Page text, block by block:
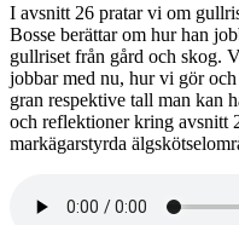
I avsnitt 26 pratar vi om
Bosse berättar om hur han
gullriset från gård och skog.
jobbar med nu, hur vi gör
gran respektive tall man kan
och reflektioner kring avsnitt
markägarstyrda